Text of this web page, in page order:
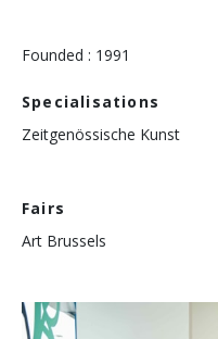
Founded : 1991
Specialisations
Zeitgenössische Kunst
Fairs
Art Brussels